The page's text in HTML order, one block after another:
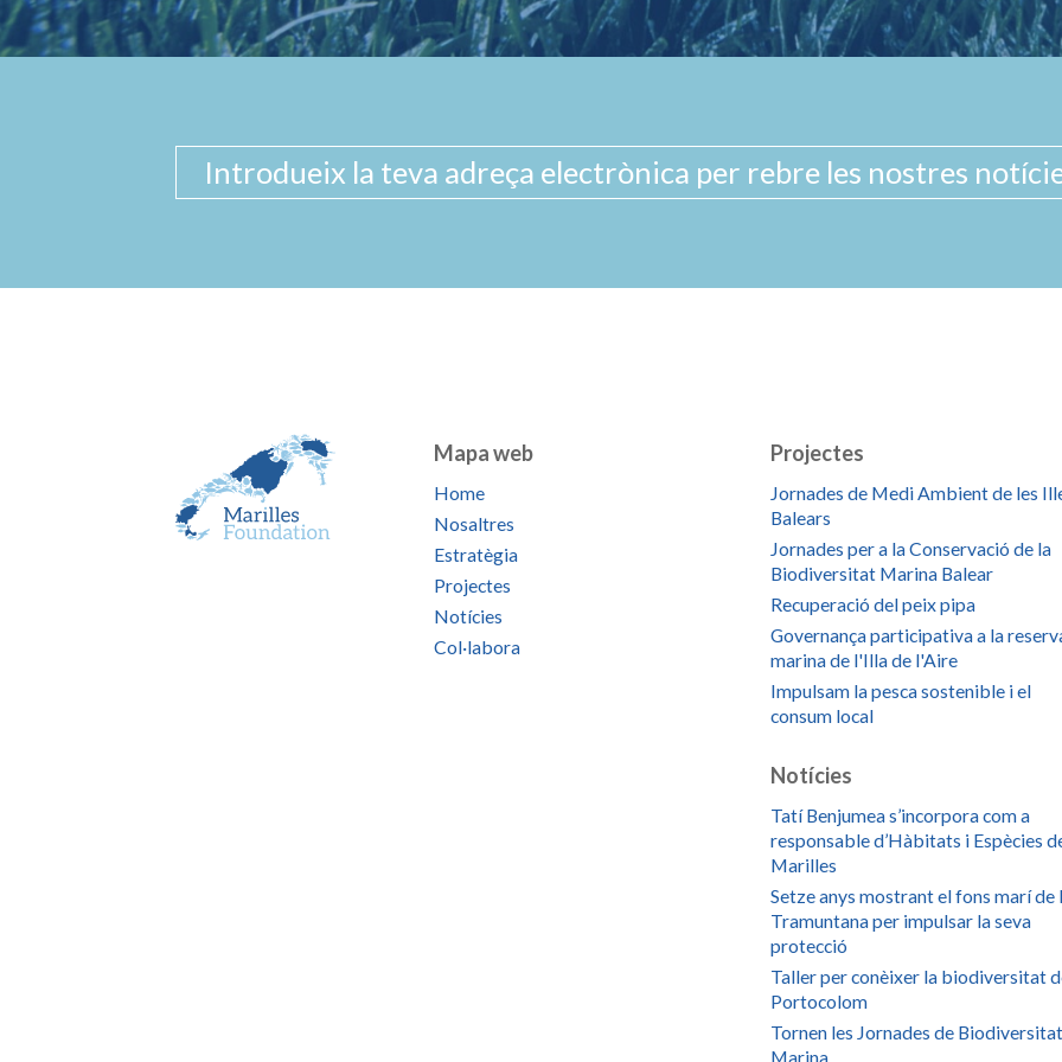
Mapa web
Home
Nosaltres
Estratègia
Projectes
Notícies
Col·labora
Projectes
Jornades de Medi Ambient de les
Balears
Jornades per a la Conservació de la
Biodiversitat Marina Balear
Recuperació del peix pipa
Governança participativa a la
marina de l'Illa de l'Aire
Impulsam la pesca sostenible i el
consum local
Notícies
Tatí Benjumea s’incorpora com a
responsable d’Hàbitats i Espècies
Marilles
Setze anys mostrant el fons marí de
Tramuntana per impulsar la seva
protecció
Taller per conèixer la biodiversitat
Portocolom
Tornen les Jornades de Biodiversitat
Marina